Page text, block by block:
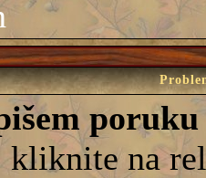
kliknite na